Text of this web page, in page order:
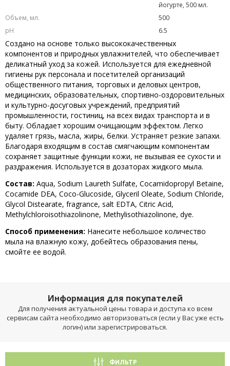
йогурте, 500 мл.
Объем, мл.
500
рН
6.5
Создано на основе только высококачественных
компонентов и природных увлажнителей, что обеспечивает
деликатный уход за кожей. Используется для ежедневной
гигиены рук персонала и посетителей организаций
общественного питания, торговых и деловых центров,
медицинских, образовательных, спортивно-оздоровительных
и культурно-досуговых учреждений, предприятий
промышленности, гостиниц, на всех видах транспорта и в
быту. Обладает хорошим очищающим эффектом. Легко
удаляет грязь, масла, жиры, белки. Устраняет резкие запахи.
Благодаря входящим в состав смягчающим компонентам
сохраняет защитные функции кожи, не вызывая ее сухости и
раздражения. Используется в дозаторах жидкого мыла.
Состав: Aqua, Sodium Laureth Sulfate, Cocamidopropyl Betaine,
Cocamide DEA, Coco-Glucoside, Glyceril Oleate, Sodium Chloride,
Glycol Distearate, fragrance, salt EDTA, Citric Acid,
Methylchloroisothiazolinone, Methylisothiazolinone, dye.
Способ применения: Нанесите небольшое количество
мыла на влажную кожу, добейтесь образования пены,
смойте ее водой.
Информация для покупателей
Для получения актуальной цены товара и доступа ко всем
сервисам сайта необходимо авторизоваться (если у Вас уже есть
логин) или зарегистрироваться.
ФИЛЬТР